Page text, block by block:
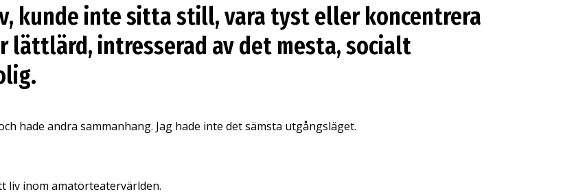
kunde inte sitta still, vara tyst eller koncentrera
lättlärd, intresserad av det mesta, socialt
hade andra sammanhang. Jag hade inte det sämsta utgångsläget.
liv inom amatörteatervärlden.